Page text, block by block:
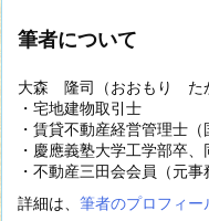
筆者について
大森 隆司（おおもり た
・宅地建物取引士
・賃貸不動産経営管理士（
・慶應義塾大学工学部卒
・不動産三田会会員（元事
詳細は、 筆者のプロフィー